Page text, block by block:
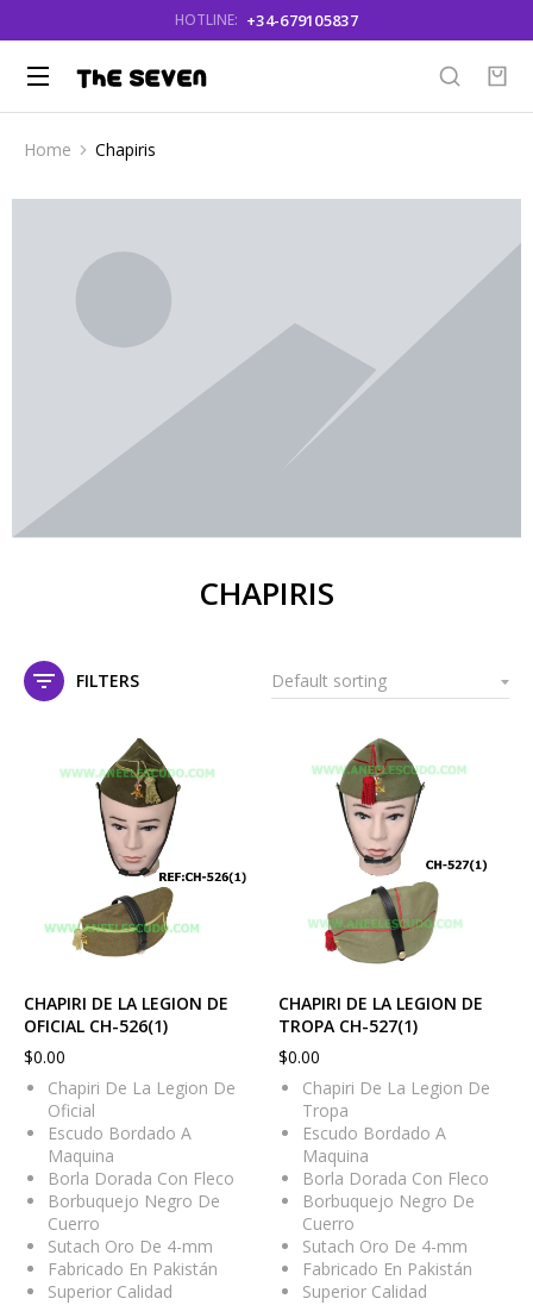
HOTLINE: +34-679105837
You are here:
Home Chapiris
CHAPIRIS
FILTERS
CHAPIRI DE LA LEGION DE
OFICIAL CH-526(1)
$0.00
Chapiri De La Legion De
Oficial
Escudo Bordado A
Maquina
Borla Dorada Con Fleco
Borbuquejo Negro De
Cuerro
Sutach Oro De 4-mm
Fabricado En Pakistán
Superior Calidad
CHAPIRI DE LA LEGION DE
TROPA CH-527(1)
$0.00
Chapiri De La Legion De
Tropa
Escudo Bordado A
Maquina
Borla Dorada Con Fleco
Borbuquejo Negro De
Cuerro
Sutach Oro De 4-mm
Fabricado En Pakistán
Superior Calidad